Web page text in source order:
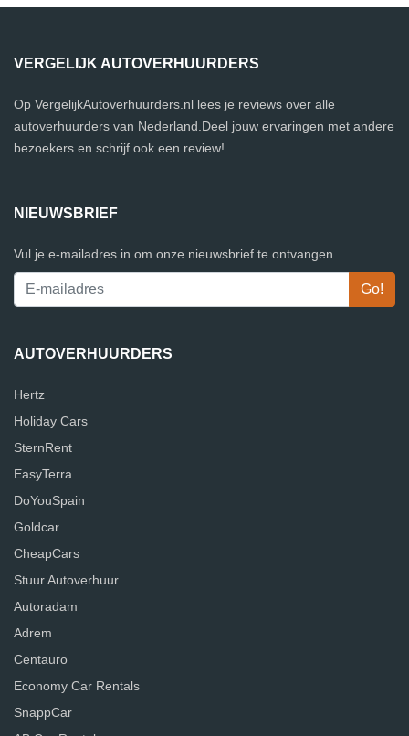
VERGELIJK AUTOVERHUURDERS
Op VergelijkAutoverhuurders.nl lees je reviews over alle
autoverhuurders van Nederland.Deel jouw ervaringen met andere
bezoekers en schrijf ook een review!
NIEUWSBRIEF
Vul je e-mailadres in om onze nieuwsbrief te ontvangen.
AUTOVERHUURDERS
Hertz
Holiday Cars
SternRent
EasyTerra
DoYouSpain
Goldcar
CheapCars
Stuur Autoverhuur
Autoradam
Adrem
Centauro
Economy Car Rentals
SnappCar